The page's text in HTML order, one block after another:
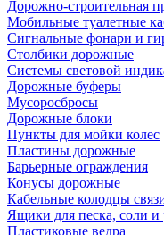
Дорожно-строительная
Мобильные туалетные
Сигнальные фонари и
Столбики дорожные
Системы световой
Дорожные буферы
Мусоросбросы
Дорожные блоки
Пункты для мойки колес
Пластины дорожные
Барьерные ограждения
Конусы дорожные
Кабельные колодцы
Ящики для песка, соли и
Пластиковые ведра